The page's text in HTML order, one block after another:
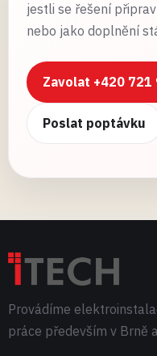
jestli se řešení
nebo jako doplnění
Zavolat +420 721
Poslat poptávku
Provádíme
práce především v Brně